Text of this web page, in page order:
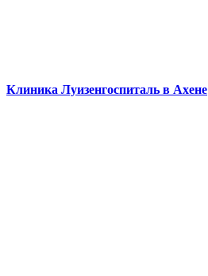
Клиника Луизенгоспиталь в Ахене